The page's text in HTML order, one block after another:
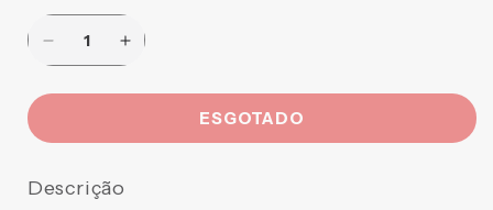
Diminuir
quantidade
ADORNO
REDONDO
Aumentar
quantidade
ADORNO
ESGOTADO
Descrição